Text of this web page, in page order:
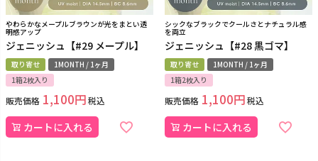
やわらかなメープルブラウンが光をまとい透
明感アップ
ジェニッシュ【#29 メープル】
取り寄せ
1MONTH / 1ヶ月
1箱2枚入り
販売価格 1,100 税込
カートに入れる
シックなブラックでクールさとナチュラル感
を両立
ジェニッシュ【#28 黒ゴマ】
取り寄せ
1MONTH / 1ヶ月
1箱2枚入り
販売価格 1,100 税込
カートに入れる